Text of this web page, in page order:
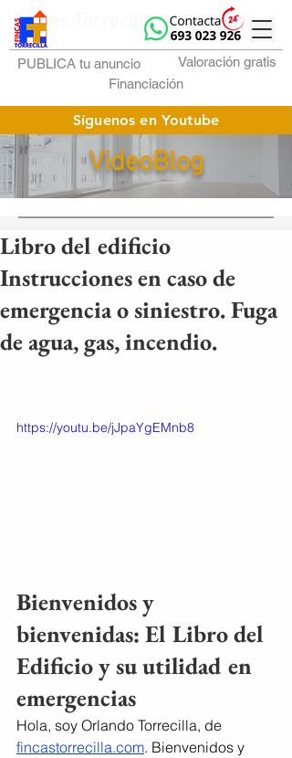
Fincas Torrecilla
PUBLICA tu anuncio
Valoración gratis
Financiación
Síguenos en Youtube
VideoBlog
Libro del edificio
Instrucciones en caso de
emergencia o siniestro. Fuga
de agua, gas, incendio.
https://youtu.be/jJpaYgEMnb8
Bienvenidos y
bienvenidas: El Libro del
Edificio y su utilidad en
emergencias
Hola, soy Orlando Torrecilla, de
fincastorrecilla.com. Bienvenidos y